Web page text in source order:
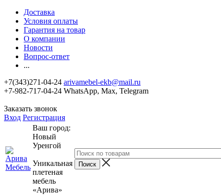
Доставка
Условия оплаты
Гарантия на товар
О компании
Новости
Вопрос-ответ
...
+7(343)271-04-24 arivamebel-ekb@mail.ru
+7-982-717-04-24 WhatsApp, Max, Telegram
Заказать звонок
Вход Регистрация
Ваш город:
Новый
Уренгой
Уникальная
плетеная
мебель
«Арива»